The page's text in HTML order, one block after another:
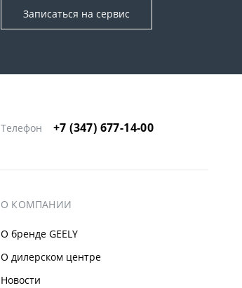
Записаться на сервис
Телефон +7 (347) 677-14-00
О КОМПАНИИ
О бренде GEELY
О дилерском центре
Новости